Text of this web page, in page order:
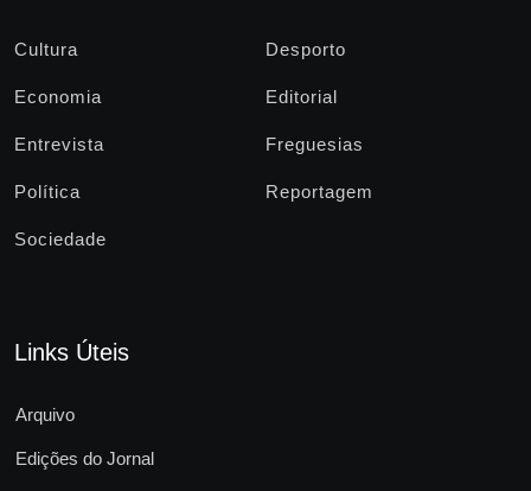
Cultura Desporto
Economia Editorial
Entrevista Freguesias
Política Reportagem
Sociedade
Links Úteis
Arquivo
Edições do Jornal